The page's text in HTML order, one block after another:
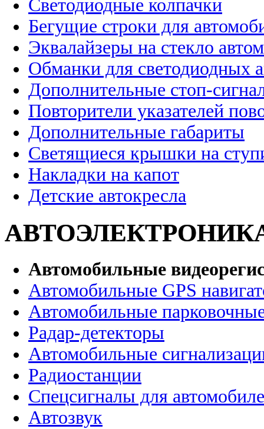
Светодиодные колпачки
Бегущие строки для
Эквалайзеры на стекло
Обманки для светодиодных
Дополнительные стоп-
Повторители указателей
Дополнительные габариты
Светящиеся крышки на
Накладки на капот
Детские автокресла
Автомобильные
Автомобильные GPS
Автомобильные
Радар-детекторы
Автомобильные
Радиостанции
Спецсигналы для
Автозвук